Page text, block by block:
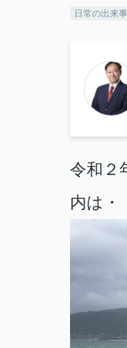
日常の出来事
令和２
内は・